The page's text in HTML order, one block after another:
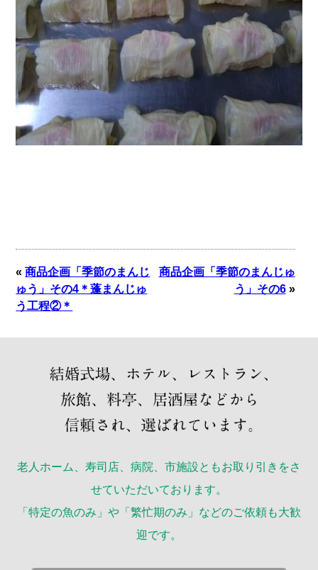
«商品企画「季節のまんじ
ゅう」その4＊蓬まんじゅ
う工程②＊
商品企画「季節のまんじゅ
う」その6»
老人ホーム、寿司店、病院、市施設ともお取り引きをさ
せていただいております。
「特定の魚のみ」や「繁忙期のみ」などのご依頼も大歓
迎です。